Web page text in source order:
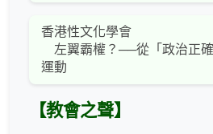
香港性文化學會
左翼霸權？──從「政治正
運動
【教會之聲】